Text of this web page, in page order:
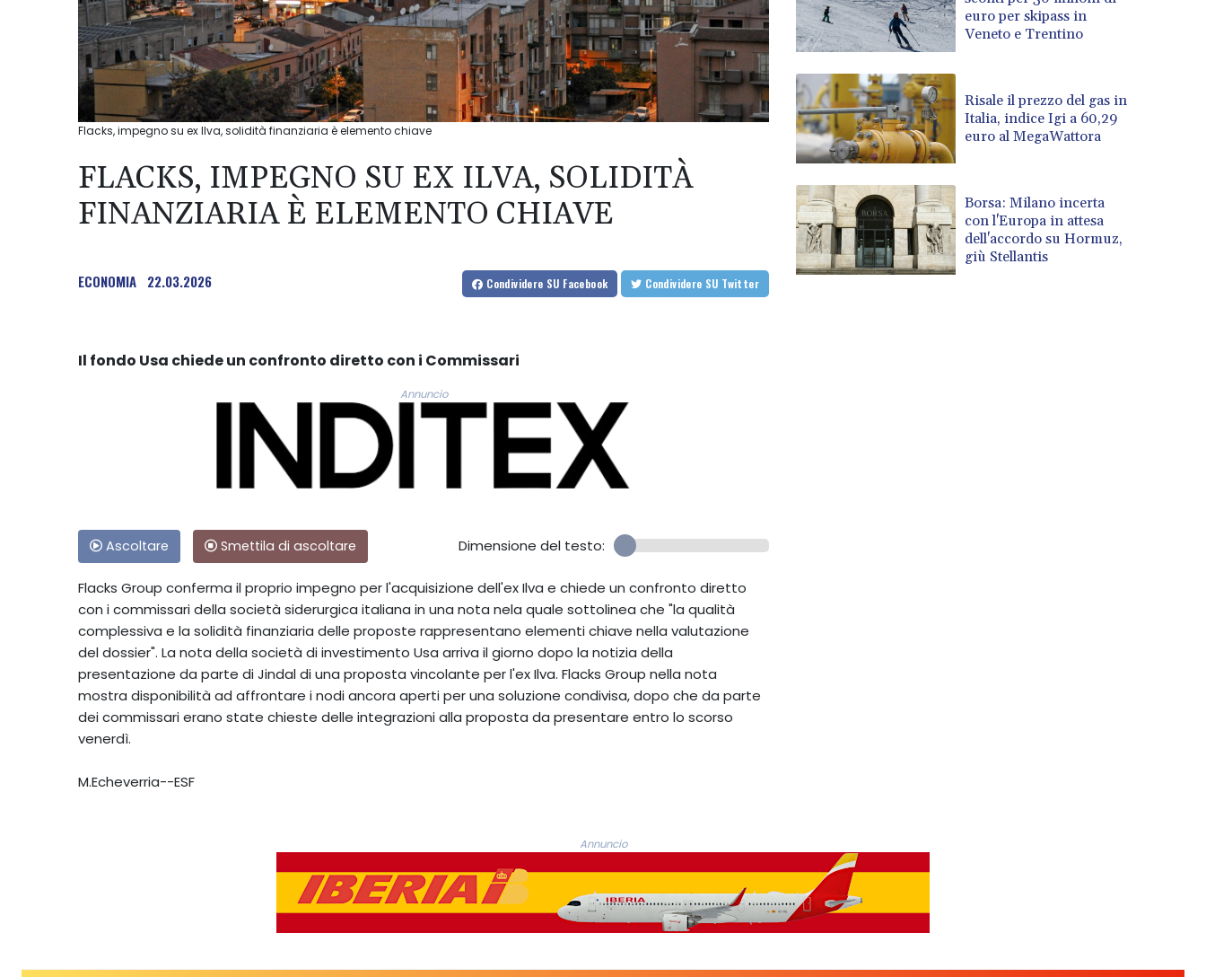
Flacks, impegno su ex Ilva, solidità finanziaria è elemento chiave
FLACKS, IMPEGNO SU EX ILVA, SOLIDITÀ
FINANZIARIA È ELEMENTO CHIAVE
ECONOMIA 22.03.2026 Condividere SU Facebook Condividere SU Twitter
Il fondo Usa chiede un confronto diretto con i Commissari
Annuncio
Ascoltare Smettila di ascoltare Dimensione del testo:
Flacks Group conferma il proprio impegno per l'acquisizione dell'ex Ilva e chiede un confronto diretto
con i commissari della società siderurgica italiana in una nota nela quale sottolinea che "la qualità
complessiva e la solidità finanziaria delle proposte rappresentano elementi chiave nella valutazione
del dossier". La nota della società di investimento Usa arriva il giorno dopo la notizia della
presentazione da parte di Jindal di una proposta vincolante per l'ex Ilva. Flacks Group nella nota
mostra disponibilità ad affrontare i nodi ancora aperti per una soluzione condivisa, dopo che da parte
dei commissari erano state chieste delle integrazioni alla proposta da presentare entro lo scorso
venerdì.
M.Echeverria--ESF
euro per skipass in
Veneto e Trentino
Risale il prezzo del gas in
Italia, indice Igi a 60,29
euro al MegaWattora
Borsa: Milano incerta
con l'Europa in attesa
dell'accordo su Hormuz,
giù Stellantis
Annuncio